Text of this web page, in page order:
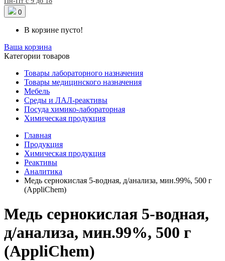
0
В корзине пусто!
Ваша корзина
Категории товаров
Товары лабораторного назначения
Товары медицинского назначения
Мебель
Среды и ЛАЛ-реактивы
Посуда химико-лабораторная
Химическая продукция
Главная
Продукция
Химическая продукция
Реактивы
Аналитика
Медь сернокислая 5-водная, д/анализа, мин.99%, 500 г
(AppliChem)
Медь сернокислая 5-водная,
д/анализа, мин.99%, 500 г
(AppliChem)